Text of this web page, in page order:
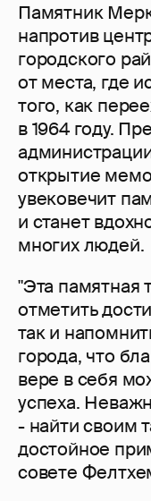
Памятник
напротив
городского
от места, где
того, как
в 1964 году.
открытие
увековечит
и станет
многих людей.
"Эта памятная
отметить
так и
города, что
вере в себя
успеха.
- найти своим
достойное
совете